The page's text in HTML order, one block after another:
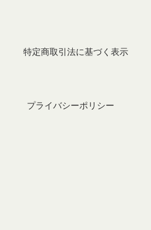
特定商取引法に基づく表示
プライバシーポリシー